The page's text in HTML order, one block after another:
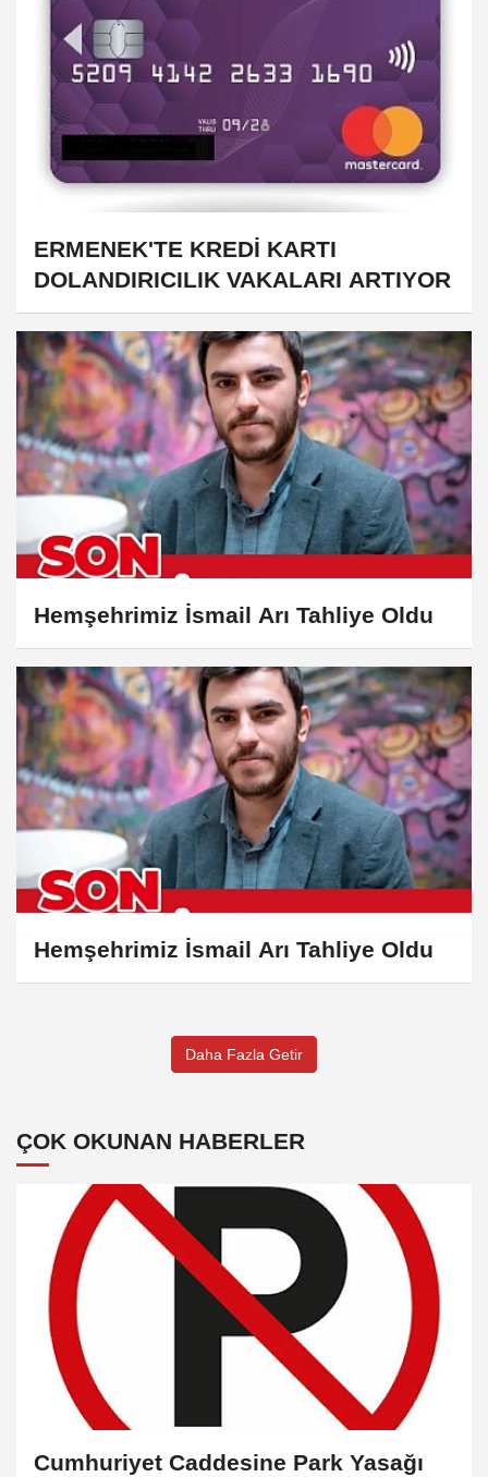
ERMENEK'TE KREDİ KARTI
DOLANDIRICILIK VAKALARI ARTIYOR
Hemşehrimiz İsmail Arı Tahliye Oldu
Hemşehrimiz İsmail Arı Tahliye Oldu
Daha Fazla Getir
ÇOK OKUNAN HABERLER
Cumhuriyet Caddesine Park Yasağı